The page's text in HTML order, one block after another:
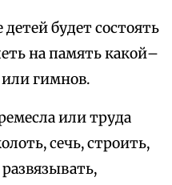
будет состоять
на память какой–
гимнов.
или труда
сечь, строить,